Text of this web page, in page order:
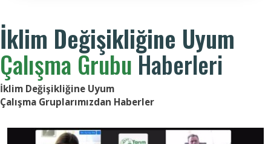
İklim Değişikliğine Uyum
Çalışma GrubuHaberleri
İklim Değişikliğine Uyum
Çalışma Gruplarımızdan Haberler